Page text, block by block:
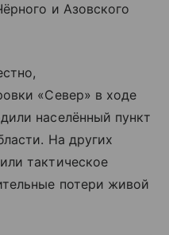
и Азовского
«Север» в ходе
населённый пункт
На других
тактическое
потери живой